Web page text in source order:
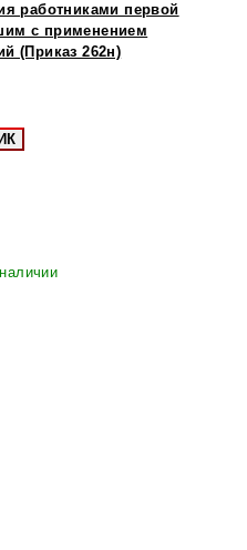
работниками первой
с применением
(Приказ 262н)